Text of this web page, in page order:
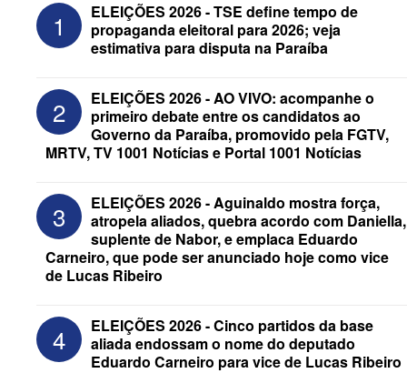
confira candidatos ao Governo e ao
Senado da Paraíba
1
ELEIÇÕES 2026 - TSE define tempo de
propaganda eleitoral para 2026; veja
estimativa para disputa na Paraíba
2
ELEIÇÕES 2026 - AO VIVO: acompanhe o
primeiro debate entre os candidatos ao
Governo da Paraíba, promovido pela FGTV,
MRTV, TV 1001 Notícias e Portal 1001 Notícias
3
ELEIÇÕES 2026 - Aguinaldo mostra força,
atropela aliados, quebra acordo com Daniella,
suplente de Nabor, e emplaca Eduardo
Carneiro, que pode ser anunciado hoje como vice
de Lucas Ribeiro
4
ELEIÇÕES 2026 - Cinco partidos da base
aliada endossam o nome do deputado
Eduardo Carneiro para vice de Lucas Ribeiro